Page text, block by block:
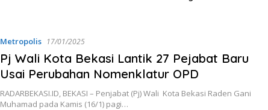
Metropolis 17/01/2025
Pj Wali Kota Bekasi Lantik 27 Pejabat Baru
Usai Perubahan Nomenklatur OPD
RADARBEKASI.ID, BEKASI – Penjabat (Pj) Wali Kota Bekasi Raden Gani
Muhamad pada Kamis (16/1) pagi…